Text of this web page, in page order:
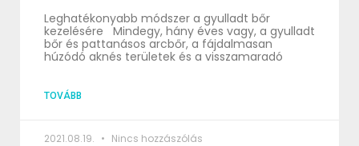
Leghatékonyabb módszer a gyulladt bőr
kezelésére Mindegy, hány éves vagy, a gyulladt
bőr és pattanásos arcbőr, a fájdalmasan
húzódó aknés területek és a visszamaradó
TOVÁBB
2021.08.19. Nincs hozzászólás